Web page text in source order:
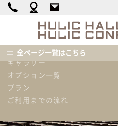
全ページ一覧はこちら
カンファレンス詳細
機材・備品・設備リスト
使用内容例
ギャラリー
オプション一覧
プラン
ご利用までの流れ
ホーム
使用内容例